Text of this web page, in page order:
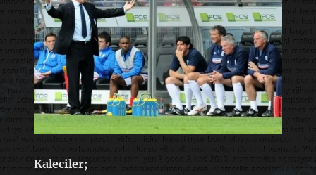
Kaleciler;